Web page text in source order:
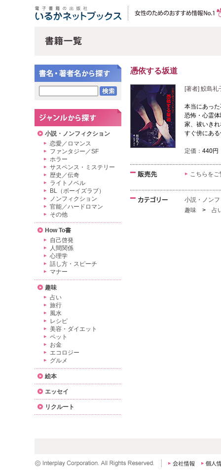
憑依する坂道
[著者] 鮫島
本当にあっ
恐怖・心霊
家、祓いき
すぐ傍にあ
定価： 440円
こちらを
小説・ノン
趣味 > 占
小説・ノンフィクション
恋愛／ロマンス
ファンタジー／SF
ホラー
サスペンス・ミステリー
歴史／伝奇
ライトノベル
BL（ボーイズラブ）
ノンフィクション
官能／ハードロマン
その他
How To書
自己啓発
人間関係
心理学
話し方・スピーチ
マナー
趣味
占い
旅行
風水
レシピ
美容・ダイエット
ペット
お金
エコロジー
グルメ
絵本
エッセイ
リクルート